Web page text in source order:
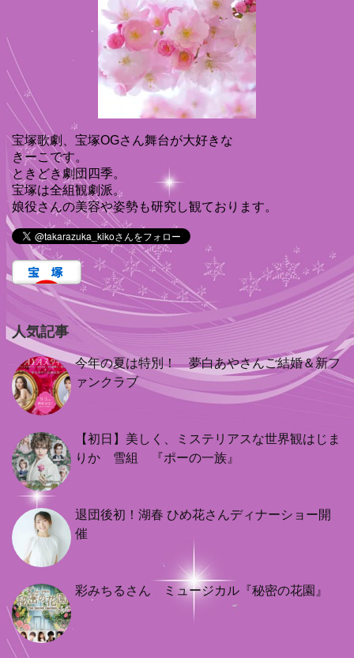
宝塚歌劇、宝塚OGさん舞台が大好きな
きーこです。
ときどき劇団四季。
宝塚は全組観劇派。
娘役さんの美容や姿勢も研究し観ております。
人気記事
今年の夏は特別！ 夢白あやさんご結婚＆新フ
ァンクラブ
【初日】美しく、ミステリアスな世界観はじま
りか 雪組 『ポーの一族』
退団後初！湖春 ひめ花さんディナーショー開
催
彩みちるさん ミュージカル『秘密の花園』